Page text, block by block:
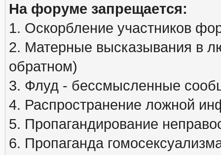
На форуме запрещается:
1. Оскорбление участников
2. Матерные высказывания в
обратном)
3. Флуд - бессмысленные
4. Распространение ложной
5. Пропагандирование
6. Пропаганда